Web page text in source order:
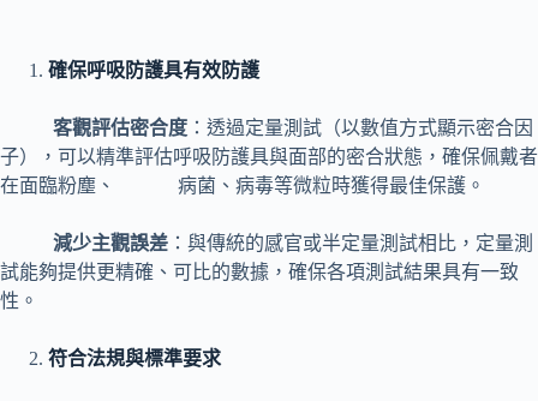
確保呼吸防護具有效防護
客觀評估密合度 ：透過定量測試（以數值方式顯示密合因
子），可以精準評估呼吸防護具與面部的密合狀態，確保佩戴者
在面臨粉塵、 病菌、病毒等微粒時獲得最佳保護。
減少主觀誤差 ：與傳統的感官或半定量測試相比，定量測
試能夠提供更精確、可比的數據，確保各項測試結果具有一致
性。
符合法規與標準要求